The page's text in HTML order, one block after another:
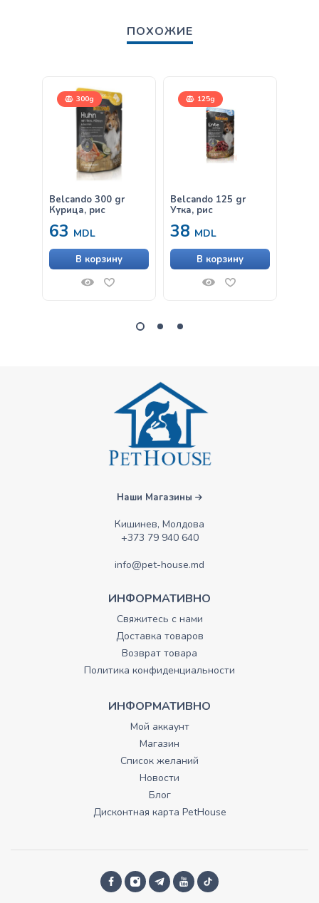
ПОХОЖИЕ
300g
Belcando 300 gr
Курица, рис
63 MDL
В корзину
125g
Belcando 125 gr
Утка, рис
38 MDL
В корзину
Наши Магазины
Кишинев, Молдова
+373 79 940 640
info@pet-house.md
ИНФОРМАТИВНО
Свяжитесь с нами
Доставка товаров
Возврат товара
Политика конфиденциальности
ИНФОРМАТИВНО
Мой аккаунт
Магазин
Список желаний
Новости
Блог
Дисконтная карта PetHouse